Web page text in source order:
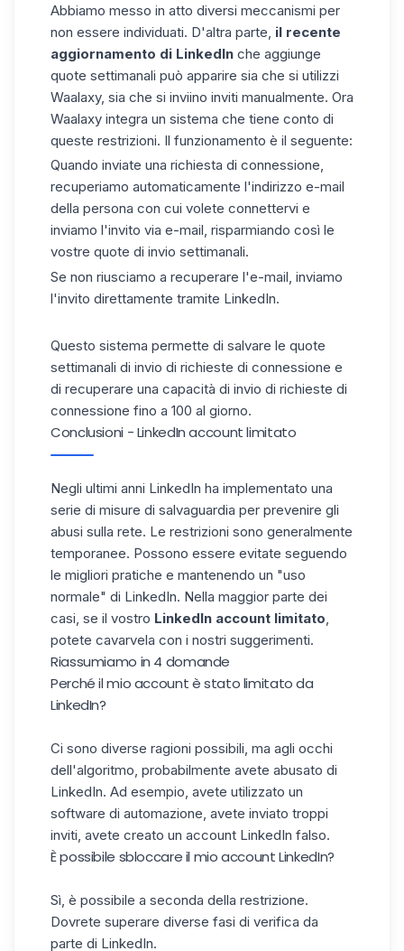
Abbiamo messo in atto diversi meccanismi per
non essere individuati. D'altra parte, il recente
aggiornamento di LinkedIn che aggiunge
quote settimanali può apparire sia che si utilizzi
Waalaxy, sia che si inviino inviti manualmente. Ora
Waalaxy integra un sistema che tiene conto di
queste restrizioni. Il funzionamento è il seguente:
Quando inviate una richiesta di connessione,
recuperiamo automaticamente l'indirizzo e-mail
della persona con cui volete connettervi e
inviamo l'invito via e-mail, risparmiando così le
vostre quote di invio settimanali.
Se non riusciamo a recuperare l'e-mail, inviamo
l'invito direttamente tramite LinkedIn.
Questo sistema permette di salvare le quote
settimanali di invio di richieste di connessione e
di recuperare una capacità di invio di richieste di
connessione fino a 100 al giorno.
Conclusioni - LinkedIn account limitato
Negli ultimi anni LinkedIn ha implementato una
serie di misure di salvaguardia per prevenire gli
abusi sulla rete. Le restrizioni sono generalmente
temporanee. Possono essere evitate seguendo
le migliori pratiche e mantenendo un "uso
normale" di LinkedIn. Nella maggior parte dei
casi, se il vostro LinkedIn account limitato
potete cavarvela con i nostri suggerimenti.
Riassumiamo in 4 domande
Perché il mio account è stato limitato da
LinkedIn?
Ci sono diverse ragioni possibili, ma agli occhi
dell'algoritmo, probabilmente avete abusato di
LinkedIn. Ad esempio, avete utilizzato un
software di automazione, avete inviato troppi
inviti, avete creato un account LinkedIn falso.
È possibile sbloccare il mio account LinkedIn?
Sì, è possibile a seconda della restrizione.
Dovrete superare diverse fasi di verifica da
parte di LinkedIn.